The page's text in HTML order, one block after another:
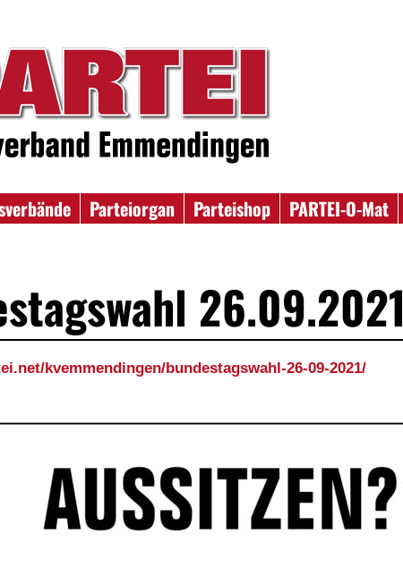
Parteiorgan Parteishop PARTEI-O-Mat
26.09.2021
kvemmendingen/bundestagswahl-26-09-2021/